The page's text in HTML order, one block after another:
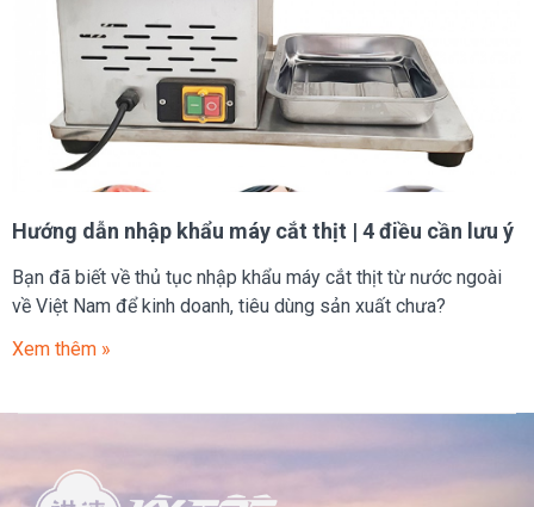
Hướng dẫn nhập khẩu máy cắt thịt | 4 điều cần lưu ý
Bạn đã biết về thủ tục nhập khẩu máy cắt thịt từ nước ngoài
về Việt Nam để kinh doanh, tiêu dùng sản xuất chưa?
Xem thêm »